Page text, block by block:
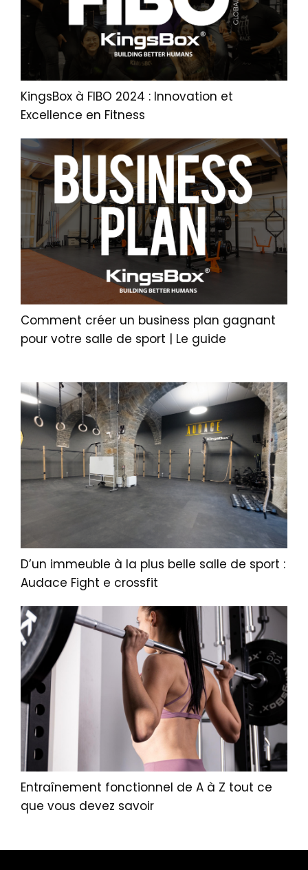
KingsBox à FIBO 2024 : Innovation et
Excellence en Fitness
Comment créer un business plan gagnant
pour votre salle de sport | Le guide
D’un immeuble à la plus belle salle de sport :
Audace Fight e crossfit
Entraînement fonctionnel de A à Z tout ce
que vous devez savoir